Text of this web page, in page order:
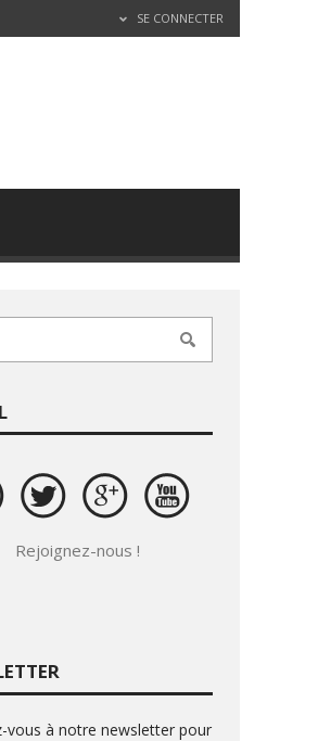
SE CONNECTER
Rejoignez-nous !
vous à notre newsletter pour